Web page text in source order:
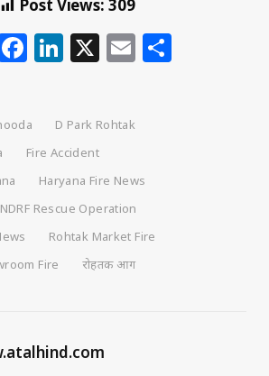
Post Views: 309
Facebook
LinkedIn
X Email
D Park Rohtak
Fire Accident
Haryana Fire News
NDRF Rescue Operation
Rohtak Market Fire
Fire
रोहतक आग